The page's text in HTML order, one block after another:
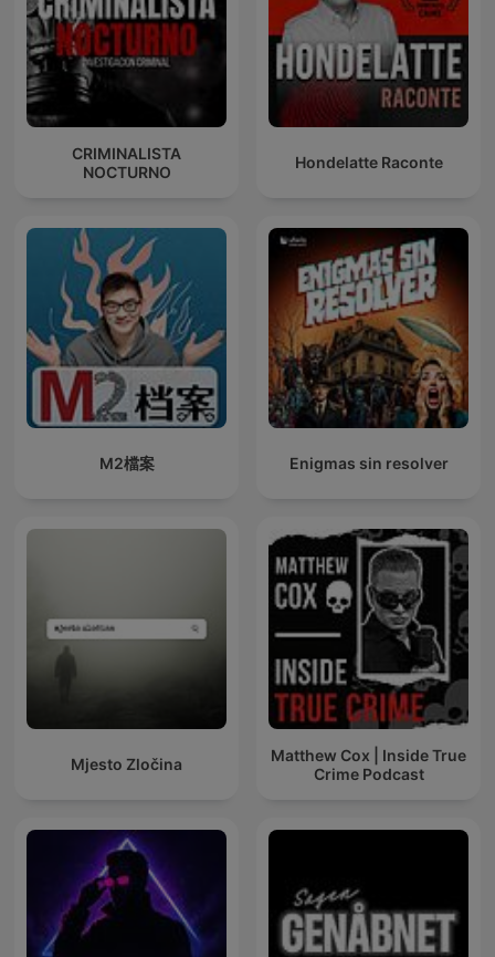
CRIMINALISTA
NOCTURNO
Hondelatte Raconte
M2檔案 Enigmas sin resolver
Mjesto Zločina
Matthew Cox | Inside True
Crime Podcast